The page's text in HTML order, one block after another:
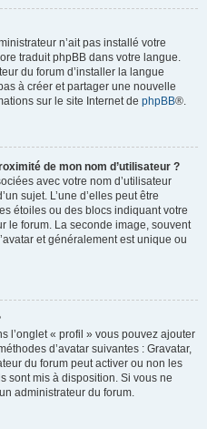
n’ait pas installé votre
traduit phpBB dans votre langue.
du forum d’installer la langue
à créer et partager une nouvelle
sur le site Internet de phpBB®.
de mon nom d’utilisateur ?
avec votre nom d’utilisateur
sujet. L’une d’elles peut être
étoiles ou des blocs indiquant votre
le forum. La seconde image, souvent
et généralement est unique ou
l’onglet « profil » vous pouvez ajouter
d’avatar suivantes : Gravatar,
du forum peut activer ou non les
sont mis à disposition. Si vous ne
administrateur du forum.